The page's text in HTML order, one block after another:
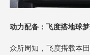
动力配备：飞度搭地球
众所周知，飞度搭载本